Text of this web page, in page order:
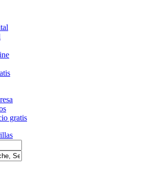
gratis